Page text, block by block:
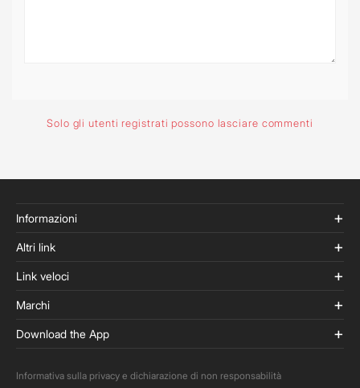
Solo gli utenti registrati possono lasciare commenti
Informazioni
Altri link
Link veloci
Marchi
Download the App
Informativa sulla privacy e dichiarazione di non responsabilità